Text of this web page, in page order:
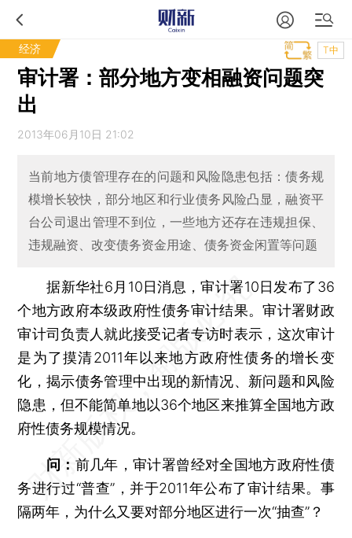
经济 T中
审计署：部分地方变相融资问题突
出
2013年06月10日 21:02
当前地方债管理存在的问题和风险隐患包括：债务规
模增长较快，部分地区和行业债务风险凸显，融资平
台公司退出管理不到位，一些地方还存在违规担保、
违规融资、改变债务资金用途、债务资金闲置等问题
据新华社6月10日消息，审计署10日发布了36
个地方政府本级政府性债务审计结果。审计署财政
审计司负责人就此接受记者专访时表示，这次审计
是为了摸清2011年以来地方政府性债务的增长变
化，揭示债务管理中出现的新情况、新问题和风险
隐患，但不能简单地以36个地区来推算全国地方政
府性债务规模情况。
问： 前几年，审计署曾经对全国地方政府性债
务进行过“普查”，并于2011年公布了审计结果。事
隔两年，为什么又要对部分地区进行一次“抽查”？